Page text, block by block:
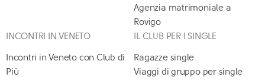
Agenzia matrimoniale a
Rovigo
INCONTRI IN VENETO
Incontri in Veneto con Club di
Più
IL CLUB PER I SINGLE
Ragazze single
Viaggi di gruppo per single